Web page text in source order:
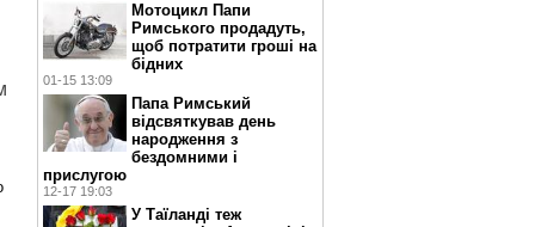
Мотоцикл Папи
Римського продадуть,
щоб потратити гроші на
бідних
01-15 13:09
Папа Римський
відсвяткував день
народження з
бездомними і
прислугою
12-17 19:03
У Таїланді теж